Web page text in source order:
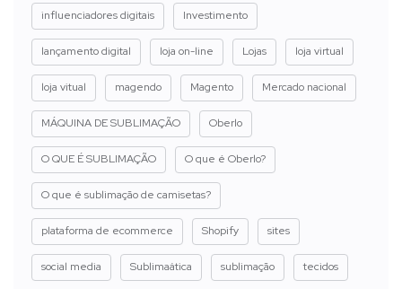
influenciadores digitais Investimento
lançamento digital loja on-line Lojas loja virtual
loja vitual magendo Magento Mercado nacional
MÁQUINA DE SUBLIMAÇÃO Oberlo
O QUE É SUBLIMAÇÃO O que é Oberlo?
O que é sublimação de camisetas?
plataforma de ecommerce Shopify sites
social media Sublimaática sublimação tecidos